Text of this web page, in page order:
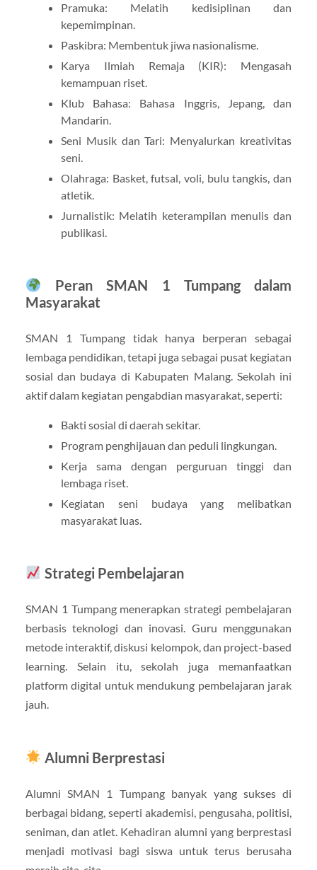
Pramuka: Melatih kedisiplinan dan
kepemimpinan.
Paskibra: Membentuk jiwa nasionalisme.
Karya Ilmiah Remaja (KIR): Mengasah
kemampuan riset.
Klub Bahasa: Bahasa Inggris, Jepang, dan
Mandarin.
Seni Musik dan Tari: Menyalurkan kreativitas
seni.
Olahraga: Basket, futsal, voli, bulu tangkis, dan
atletik.
Jurnalistik: Melatih keterampilan menulis dan
publikasi.
Peran SMAN 1 Tumpang dalam
Masyarakat
SMAN 1 Tumpang tidak hanya berperan sebagai
lembaga pendidikan, tetapi juga sebagai pusat kegiatan
sosial dan budaya di Kabupaten Malang. Sekolah ini
aktif dalam kegiatan pengabdian masyarakat, seperti:
Bakti sosial di daerah sekitar.
Program penghijauan dan peduli lingkungan.
Kerja sama dengan perguruan tinggi dan
lembaga riset.
Kegiatan seni budaya yang melibatkan
masyarakat luas.
Strategi Pembelajaran
SMAN 1 Tumpang menerapkan strategi pembelajaran
berbasis teknologi dan inovasi. Guru menggunakan
metode interaktif, diskusi kelompok, dan project-based
learning. Selain itu, sekolah juga memanfaatkan
platform digital untuk mendukung pembelajaran jarak
jauh.
Alumni Berprestasi
Alumni SMAN 1 Tumpang banyak yang sukses di
berbagai bidang, seperti akademisi, pengusaha, politisi,
seniman, dan atlet. Kehadiran alumni yang berprestasi
menjadi motivasi bagi siswa untuk terus berusaha